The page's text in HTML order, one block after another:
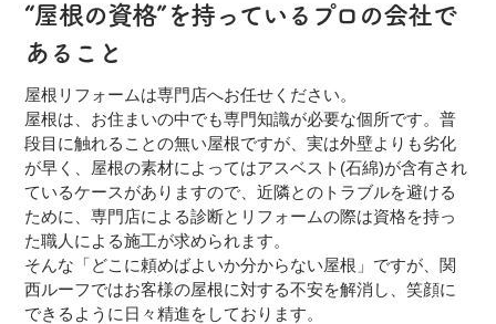
“屋根の資格”を持っているプロの会社で
あること
屋根リフォームは専門店へお任せください。
屋根は、お住まいの中でも専門知識が必要な個所です。普
段目に触れることの無い屋根ですが、実は外壁よりも劣化
が早く、屋根の素材によってはアスベスト(石綿)が含有され
ているケースがありますので、近隣とのトラブルを避ける
ために、専門店による診断とリフォームの際は資格を持っ
た職人による施工が求められます。
そんな「どこに頼めばよいか分からない屋根」ですが、関
西ルーフではお客様の屋根に対する不安を解消し、笑顔に
できるように日々精進をしております。